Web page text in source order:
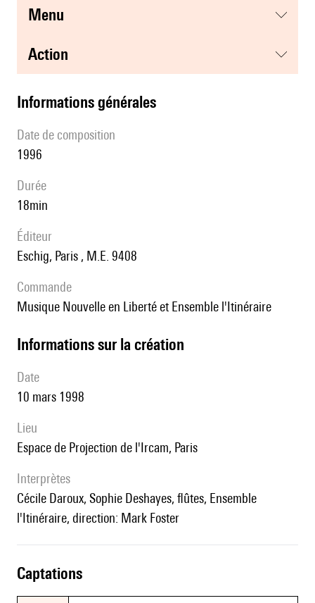
menu
action
informations générales
date de composition
1996
durée
18min
éditeur
Eschig, Paris , M.E. 9408
Commande
Musique Nouvelle en Liberté et Ensemble l'Itinéraire
informations sur la création
date
10 mars 1998
lieu
Espace de Projection de l'Ircam, Paris
interprètes
Cécile Daroux, Sophie Deshayes, flûtes, Ensemble
l'Itinéraire, direction: Mark Foster
captations